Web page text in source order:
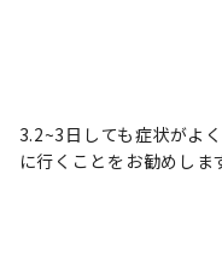
3.2~3日しても症状がよ
に行くことをお勧めしま